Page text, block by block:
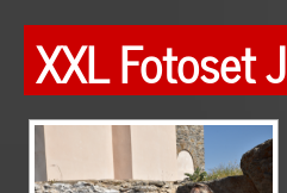
XXL Fotoset